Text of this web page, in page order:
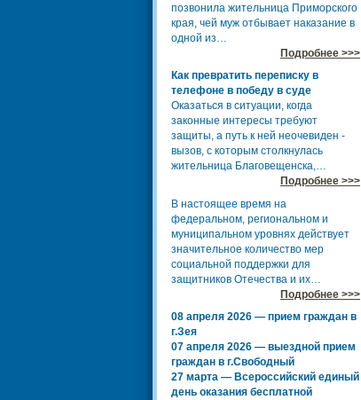
позвонила жительница Приморского
края, чей муж отбывает наказание в
одной из…
Подробнее >>>
Как превратить переписку в
телефоне в победу в суде
Оказаться в ситуации, когда
законные интересы требуют
защиты, а путь к ней неочевиден -
вызов, с которым столкнулась
жительница Благовещенска,…
Подробнее >>>
В настоящее время на
федеральном, региональном и
муниципальном уровнях действует
значительное количество мер
социальной поддержки для
защитников Отечества и их…
Подробнее >>>
08 апреля 2026 — прием граждан в
г.Зея
07 апреля 2026 — выездной прием
граждан в г.Свободный
27 марта — Всероссийский единый
день оказания бесплатной